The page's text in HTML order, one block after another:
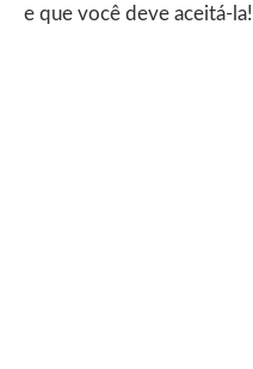
e que você deve aceitá-la!